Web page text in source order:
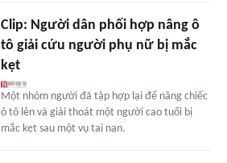
Clip: Người dân phối hợp nâng ô
tô giải cứu người phụ nữ bị mắc
kẹt
Một nhóm người đã tập hợp lại để nâng chiếc
ô tô lên và giải thoát một người cao tuổi bị
mắc kẹt sau một vụ tai nạn.